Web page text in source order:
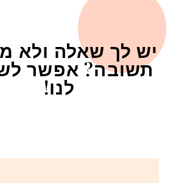
יש לך שאלה ולא
תשובה? אפשר
לנו!